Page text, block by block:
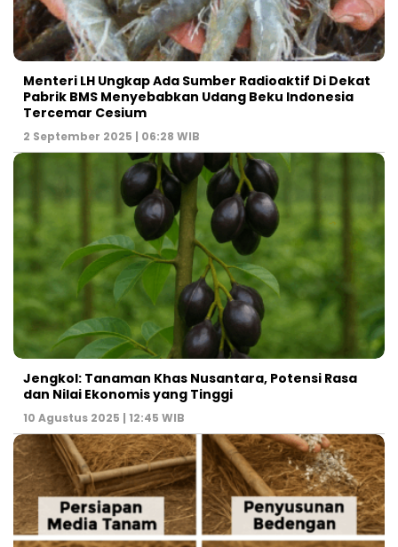
Menteri LH Ungkap Ada Sumber Radioaktif Di Dekat
Pabrik BMS Menyebabkan Udang Beku Indonesia
Tercemar Cesium
2 September 2025 | 06:28 WIB
Jengkol: Tanaman Khas Nusantara, Potensi Rasa
dan Nilai Ekonomis yang Tinggi
10 Agustus 2025 | 12:45 WIB